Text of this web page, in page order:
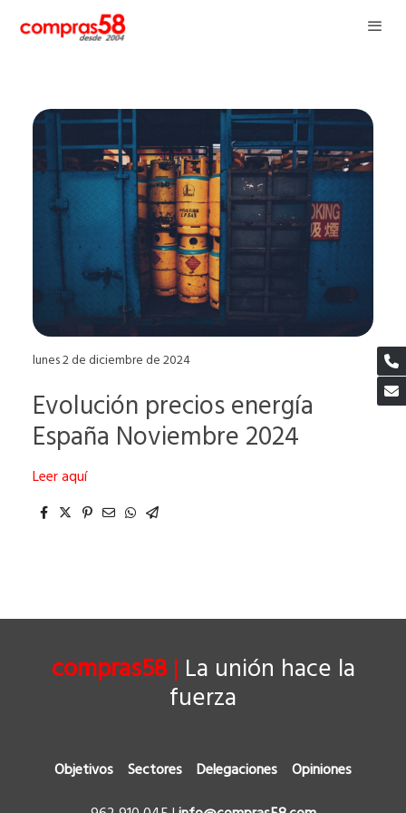
lunes 2 de diciembre de 2024
Evolución precios energía
España Noviembre 2024
Leer aquí
compras58| La unión hace la
fuerza
Objetivos Sectores Delegaciones
Opiniones